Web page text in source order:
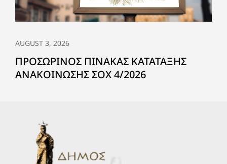
AUGUST 3, 2026
ΠΡΟΣΩΡΙΝΟΣ ΠΙΝΑΚΑΣ ΚΑΤΑΤΑΞΗΣ
ΑΝΑΚΟΙΝΩΣΗΣ ΣΟΧ 4/2026